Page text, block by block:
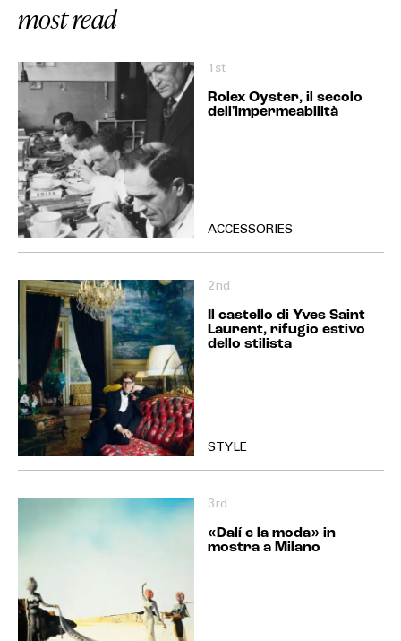
most read
1st
Rolex Oyster, il secolo
dell'impermeabilità
ACCESSORIES
2nd
Il castello di Yves Saint
Laurent, rifugio estivo
dello stilista
STYLE
3rd
«Dalí e la moda» in
mostra a Milano